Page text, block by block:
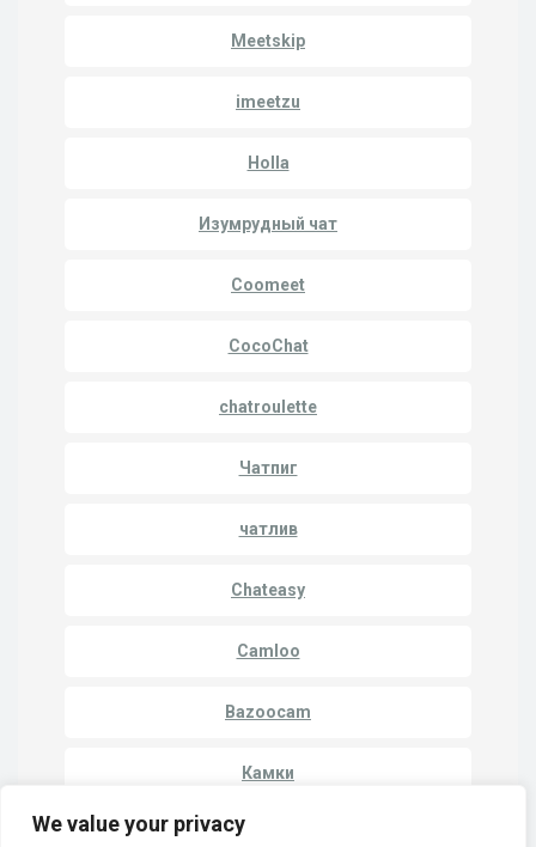
We value your privacy
Meetskip
imeetzu
Holla
Изумрудный чат
Coomeet
CocoChat
chatroulette
Чатпиг
чатлив
Chateasy
Camloo
Bazoocam
Камки